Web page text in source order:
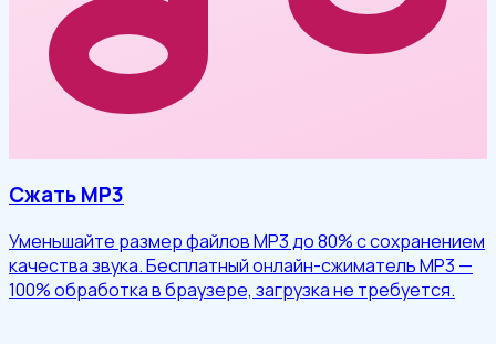
Сжать MP3
Уменьшайте размер файлов MP3 до 80% с сохранением
качества звука. Бесплатный онлайн-сжиматель MP3 —
100% обработка в браузере, загрузка не требуется.